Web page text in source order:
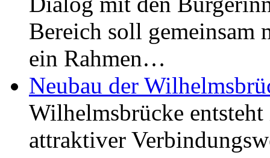
Bereich soll gemeinsam
ein Rahmen…
Neubau der
Wilhelmsbrücke
attraktiver